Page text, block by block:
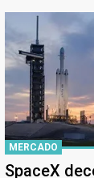
MERCADO
SpaceX